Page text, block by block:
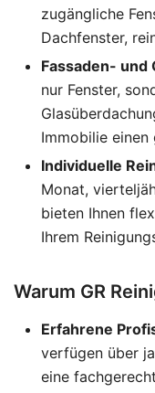
zugängliche
Dachfenster,
Fassaden- und
nur Fenster,
Immobilie
Individuelle
Monat,
bieten Ihnen
Ihrem
Warum GR
Erfahrene
verfügen über
eine